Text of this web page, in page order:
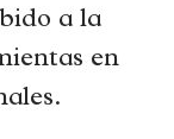
a la
en